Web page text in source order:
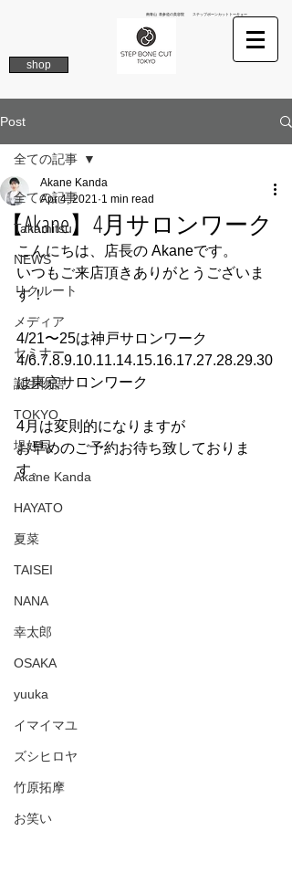
南青山 表参道の美容院 ステップボーンカットトーキョー
shop
Post
全ての記事
Takamitsu
NEWS
リクルート
メディア
セミナー
誕生物語
TOKYO
堤好司
Akane Kanda
HAYATO
夏菜
TAISEI
NANA
幸太郎
OSAKA
yuuka
イマイマユ
ズシヒロヤ
竹原拓摩
お笑い
全ての記事
【Akane】4月サロンワーク
Akane Kanda
Apr 4, 2021 1 min read
こんにちは、店長の Akaneです。
いつもご来店頂きありがとうございま
す！
4/21〜25は神戸サロンワーク
4/6.7.8.9.10.11.14.15.16.17.27.28.29.30
は東京サロンワーク
4月は変則的になりますが
お早めのご予約お待ち致しておりま
す。